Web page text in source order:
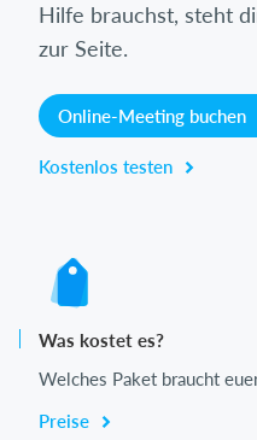
Hilfe brauchst, steht
zur Seite.
Online-Meeting buchen
Kostenlos testen
Was kostet es?
Welches Paket braucht
Preise